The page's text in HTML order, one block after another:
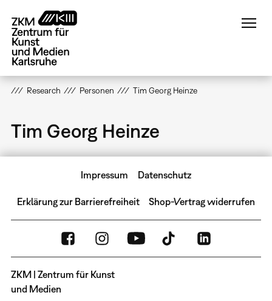
zum
Inhalt
Research Personen Tim Georg Heinze
Tim Georg Heinze
Impressum Datenschutz
Erklärung zur Barrierefreiheit Shop-Vertrag widerrufen
ZKM | Zentrum für Kunst
und Medien